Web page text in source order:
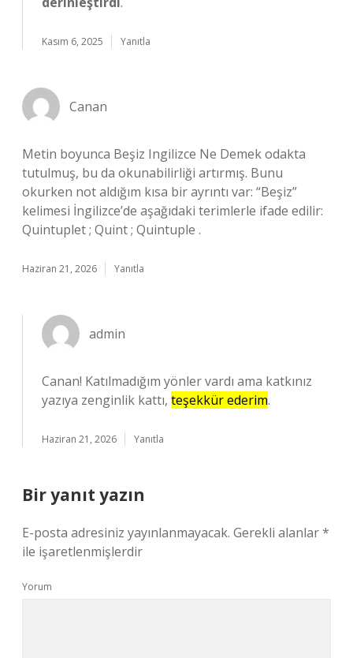
Kasım 6, 2025 Yanıtla
Canan
Metin boyunca Beşiz Ingilizce Ne Demek odakta
tutulmuş, bu da okunabilirliği artırmış. Bunu
okurken not aldığım kısa bir ayrıntı var: “Beşiz”
kelimesi İngilizce’de aşağıdaki terimlerle ifade edilir:
Quintuplet ; Quint ; Quintuple .
Haziran 21, 2026 Yanıtla
admin
Canan! Katılmadığım yönler vardı ama katkınız
yazıya zenginlik kattı, teşekkür ederim.
Haziran 21, 2026 Yanıtla
Bir yanıt yazın
E-posta adresiniz yayınlanmayacak. Gerekli alanlar*
ile işaretlenmişlerdir
Yorum